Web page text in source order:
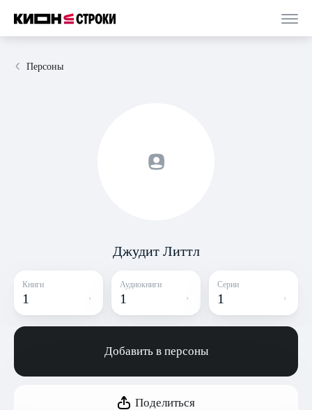
Персоны
Джудит Литтл
Книги
1
Аудиокниги
1
Серии
1
Добавить в персоны
Поделиться